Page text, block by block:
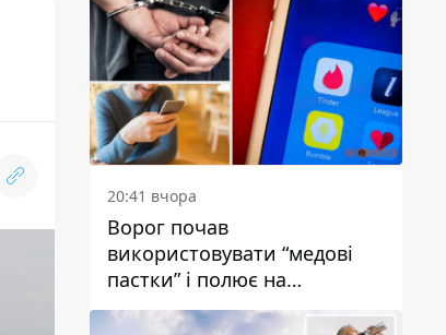
20:41 вчора
Ворог почав
використовувати “медові
пастки” і полює на
українських військових